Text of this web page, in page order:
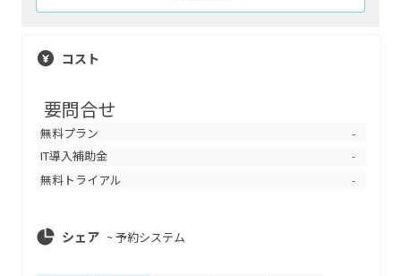
コスト
要問合せ
無料プラン -
IT導入補助金 -
無料トライアル -
シェア ~予約システム